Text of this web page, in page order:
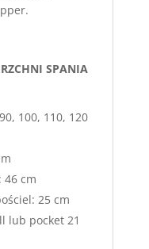
SPANIA
100, 110, 120
46 cm
25 cm
lub pocket 21